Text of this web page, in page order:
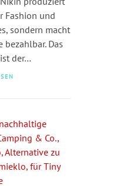
Fashion und
sondern macht
Das
der…